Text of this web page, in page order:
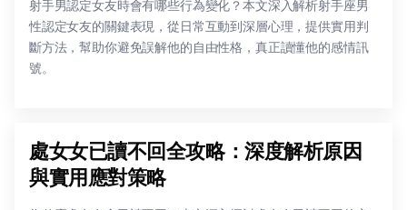
射手男認定女友時會有哪些行為變化？本文深入解析射手座男
性認定女友的關鍵表現，從日常互動到深層心理，提供實用判
斷方法，幫助你避免誤解他的自由性格，真正讀懂他的感情訊
號。
處女女已讀不回全攻略：深度解析原因
與實用應對策略